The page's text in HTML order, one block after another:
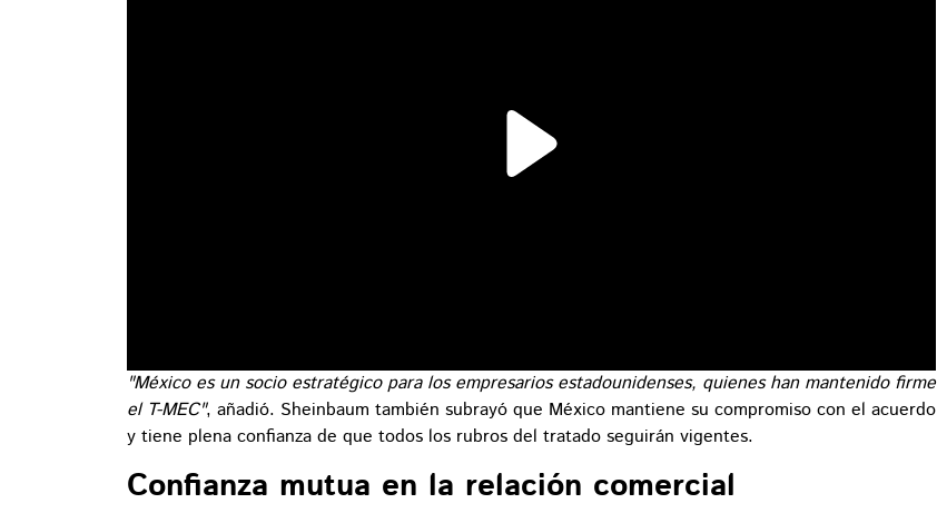
"México es un socio estratégico para los empresarios estadounidenses, quienes han mantenido firme
el T-MEC", añadió. Sheinbaum también subrayó que México mantiene su compromiso con el acuerdo
y tiene plena confianza de que todos los rubros del tratado seguirán vigentes.
Confianza mutua en la relación comercial